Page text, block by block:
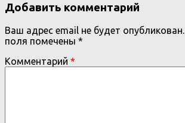
Добавить комментарий
Ваш адрес email не будет опубликован.
поля помечены *
Комментарий *